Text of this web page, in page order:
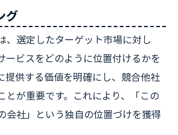
グ
、選定したターゲット市場に対し
ービスをどのように位置付けるかを
提供する価値を明確にし、競合他社
とが重要です。これにより、「この
会社」という独自の位置づけを獲得